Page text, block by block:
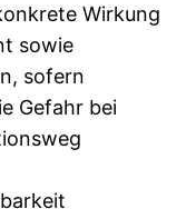
Wirkung
sowie
sofern
Gefahr bei